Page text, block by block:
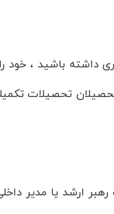
داشته باشید ، خود
تحصیلات
رهبر ارشد یا مدیر